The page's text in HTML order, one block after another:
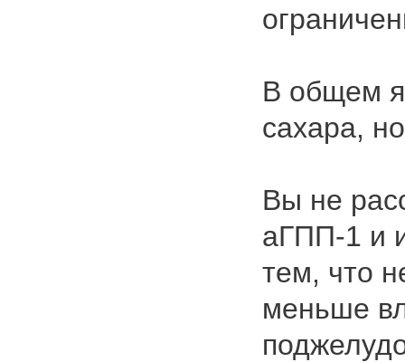
В общем я
сахара,
Вы не
аГПП-1 и
тем, что
меньше